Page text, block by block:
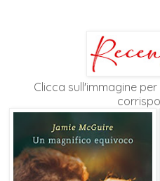
Clicca sull'immagine per